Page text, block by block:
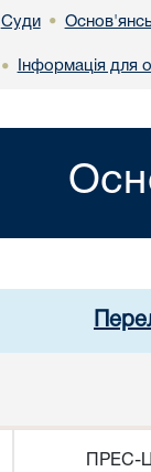
Суди •
• Інформація для
ПРЕС-